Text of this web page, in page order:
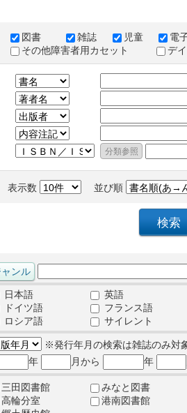
図書 雑誌 児童
電
その他障害者用カセット
デ
表示数 並び順
日本語
英語
ドイツ語
フランス語
ロシア語
サイレント
※発行年月の検索は雑誌のみ対
年
月から 年
三田図書館
みなと図書
高輪分室
港南図書館